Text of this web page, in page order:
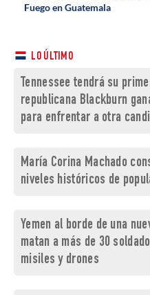
Fuego en Guatemala
LO ÚLTIMO
Tennessee tendrá su
republicana Blackburn
para enfrentar a otra
María Corina Machado
niveles históricos de
Yemen al borde de una
matan a más de 30
misiles y drones